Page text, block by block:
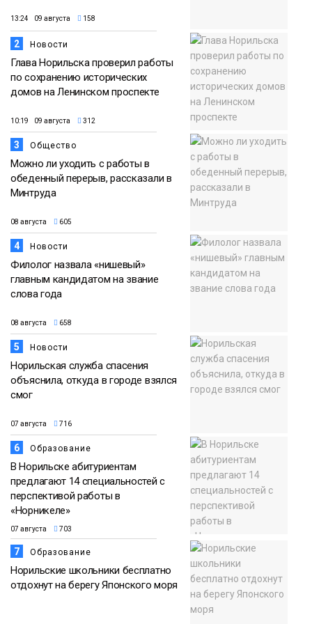
13:24 09 августа 158
2 Новости
Глава Норильска проверил работы
по сохранению исторических
домов на Ленинском проспекте
10:19 09 августа 312
3 Общество
Можно ли уходить с работы в
обеденный перерыв, рассказали в
Минтруда
08 августа 605
4 Новости
Филолог назвала «нишевый»
главным кандидатом на звание
слова года
08 августа 658
5 Новости
Норильская служба спасения
объяснила, откуда в городе взялся
смог
07 августа 716
6 Образование
В Норильске абитуриентам
предлагают 14 специальностей с
перспективой работы в
«Норникеле»
07 августа 703
7 Образование
Норильские школьники бесплатно
отдохнут на берегу Японского моря